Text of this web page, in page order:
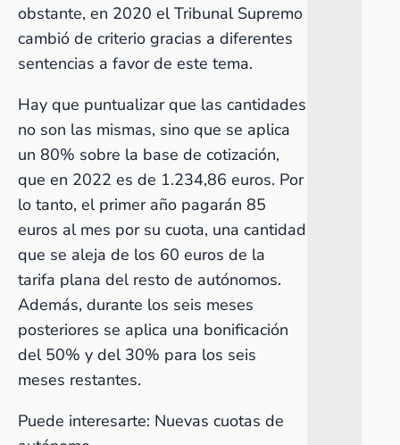
obstante, en 2020 el Tribunal Supremo
cambió de criterio gracias a diferentes
sentencias a favor de este tema.
Hay que puntualizar que las cantidades
no son las mismas, sino que se aplica
un 80% sobre la base de cotización,
que en 2022 es de 1.234,86 euros. Por
lo tanto, el primer año pagarán 85
euros al mes por su cuota, una cantidad
que se aleja de los 60 euros de la
tarifa plana del resto de autónomos.
Además, durante los seis meses
posteriores se aplica una bonificación
del 50% y del 30% para los seis
meses restantes.
Puede interesarte: Nuevas cuotas de